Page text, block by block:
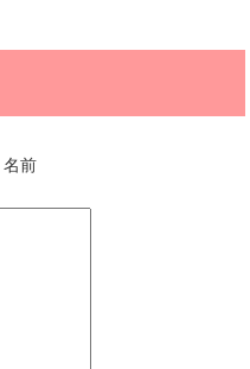
名前